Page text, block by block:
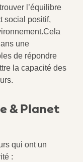
l’équilibre
social positif,
une
de répondre
la capacité des
& Planet
qui ont un
: